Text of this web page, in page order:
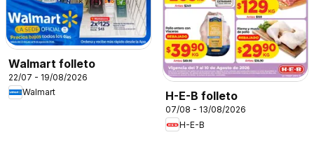
Walmart folleto
22/07 - 19/08/2026
Walmart
H-E-B folleto
07/08 - 13/08/2026
H-E-B